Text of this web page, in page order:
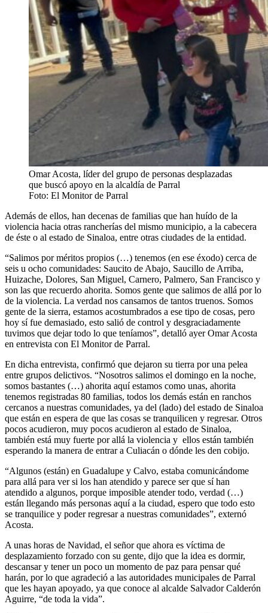
Omar Acosta, líder del grupo de personas desplazadas
que buscó apoyo en la alcaldía de Parral
Foto: El Monitor de Parral
Además de ellos, han decenas de familias que han huído de la
violencia hacia otras rancherías del mismo municipio, a la cabecera
de éste o al estado de Sinaloa, entre otras ciudades de la entidad.
“Salimos por méritos propios (…) tenemos (en ese éxodo) cerca de
seis u ocho comunidades: Saucito de Abajo, Saucillo de Arriba,
Huizache, Dolores, San Miguel, Carnero, Palmero, San Francisco y
son las que recuerdo ahorita. Somos gente que salimos de allá por lo
de la violencia. La verdad nos cansamos de tantos truenos. Somos
gente de la sierra, estamos acostumbrados a ese tipo de cosas, pero
hoy sí fue demasiado, esto salió de control y desgraciadamente
tuvimos que dejar todo lo que teníamos”, detalló ayer Omar Acosta
en entrevista con El Monitor de Parral.
En dicha entrevista, confirmó que dejaron su tierra por una pelea
entre grupos delictivos. “Nosotros salimos el domingo en la noche,
somos bastantes (…) ahorita aquí estamos como unas, ahorita
tenemos registradas 80 familias, todos los demás están en ranchos
cercanos a nuestras comunidades, ya del (lado) del estado de Sinaloa
que están en espera de que las cosas se tranquilicen y regresar. Otros
pocos acudieron, muy pocos acudieron al estado de Sinaloa,
también está muy fuerte por allá la violencia y ellos están también
esperando la manera de entrar a Culiacán o dónde les den cobijo.
“Algunos (están) en Guadalupe y Calvo, estaba comunicándome
para allá para ver si los han atendido y parece ser que sí han
atendido a algunos, porque imposible atender todo, verdad (…)
están llegando más personas aquí a la ciudad, espero que todo esto
se tranquilice y poder regresar a nuestras comunidades”, externó
Acosta.
A unas horas de Navidad, el señor que ahora es víctima de
desplazamiento forzado con su gente, dijo que la idea es dormir,
descansar y tener un poco un momento de paz para pensar qué
harán, por lo que agradeció a las autoridades municipales de Parral
que les hayan apoyado, ya que conoce al alcalde Salvador Calderón
Aguirre, “de toda la vida”.